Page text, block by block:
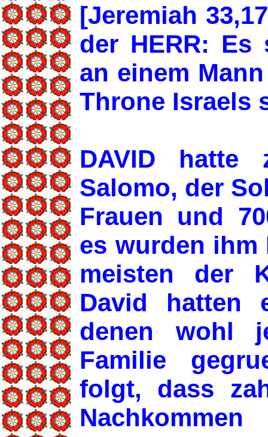
[Jeremiah
der HERR: Es
an einem
Throne Israels
DAVID hatte
Salomo, der
Frauen und
es wurden ihm
meisten der
David hatten
denen wohl
Familie
folgt, dass